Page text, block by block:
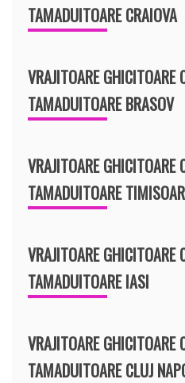
TAMADUITOARE CRAIOVA
VRAJITOARE GHICITOARE
TAMADUITOARE BRASOV
VRAJITOARE GHICITOARE
TAMADUITOARE
VRAJITOARE GHICITOARE
TAMADUITOARE IASI
VRAJITOARE GHICITOARE
TAMADUITOARE CLUJ